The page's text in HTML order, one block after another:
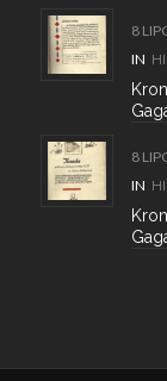
8
IN
8
IN